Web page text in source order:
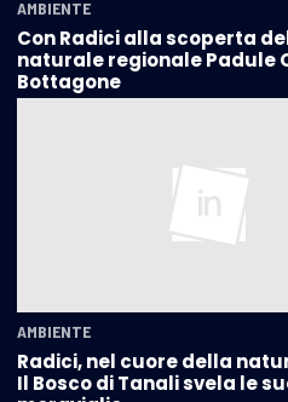
AMBIENTE
Con Radici alla scoperta
naturale regionale Padule
Bottagone
AMBIENTE
Radici, nel cuore della
Il Bosco di Tanali svela le